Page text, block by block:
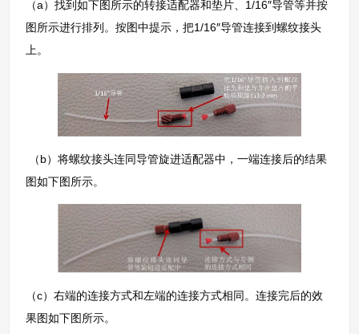
（a）找到如下图所示的转接适配器和垫片、1/16″导管等并按
图所示进行排列。按图中提示，把1/16″导管连接到螺纹接头
上。
（b）将螺纹接头连同导管旋进适配器中，一端连接后的结果
图如下图所示。
（c）右端的连接方式和左端的连接方式相同。连接完后的效
果图如下图所示。